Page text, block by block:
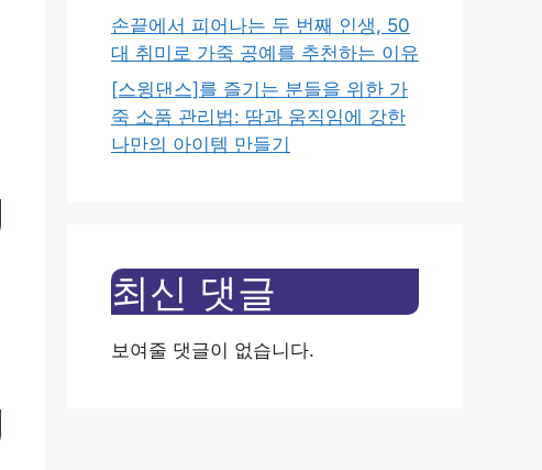
손끝에서 피어나는 두 번째 인생, 50
대 취미로 가죽 공예를 추천하는 이유
[스윙댄스]를 즐기는 분들을 위한 가
죽 소품 관리법: 땀과 움직임에 강한
나만의 아이템 만들기
최신 댓글
보여줄 댓글이 없습니다.